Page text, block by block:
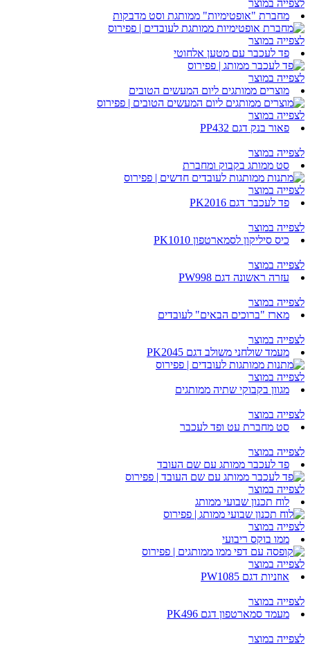
לצפייה במוצר
מחברת "אופטימיות" ממותגת וסט מדבקות
לצפייה במוצר
פד לעכבר עם מטען אלחוטי
לצפייה במוצר
מוצרים ממותגים ליום המעשים הטובים
לצפייה במוצר
פאור בנק דגם PP432
לצפייה במוצר
סט ממותג בקבוק ומחברת
לצפייה במוצר
פד לעכבר דגם PK2016
לצפייה במוצר
כיס סיליקון לסמארטפון PK1010
לצפייה במוצר
עזרה ראשונה דגם PW998
לצפייה במוצר
מארז "ברוכים הבאים" לעובדים
לצפייה במוצר
מעמד שולחני משולב דגם PK2045
לצפייה במוצר
מגוון בקבוקי שתיה ממותגים
לצפייה במוצר
סט מחברת עט ופד לעכבר
לצפייה במוצר
פד לעכבר ממותג עם שם העובד
לצפייה במוצר
לוח תכנון שבועי ממותג
לצפייה במוצר
ממו בוקס ריבועי
לצפייה במוצר
אוזניות דגם PW1085
לצפייה במוצר
מעמד סמארטפון דגם PK496
לצפייה במוצר